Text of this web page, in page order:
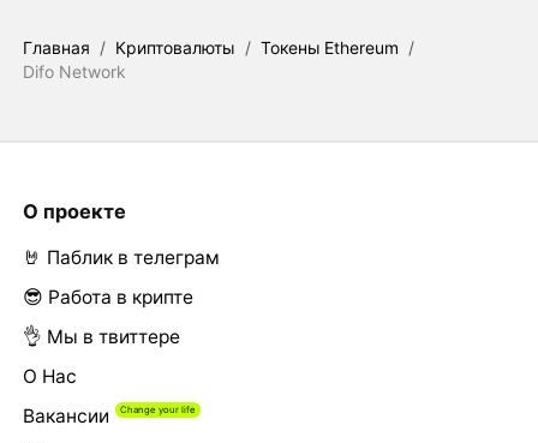
Главная / Криптовалюты / Токены Ethereum /
Difo Network
О проекте
🤘 Паблик в телеграм
😎 Работа в крипте
👌 Мы в твиттере
О Нас
Вакансии